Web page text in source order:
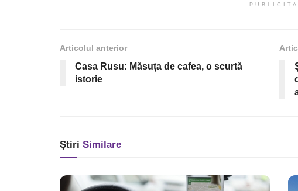
Articolul anterior
Casa Rusu: Măsuța de cafea, o scurtă
istorie
Știri Similare